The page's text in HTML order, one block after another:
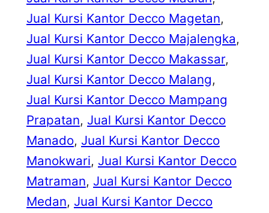
Jual Kursi Kantor Decco Magetan
Jual Kursi Kantor Decco Majalengka
Jual Kursi Kantor Decco Makassar
Jual Kursi Kantor Decco Malang
Jual Kursi Kantor Decco Mampang
Prapatan, Jual Kursi Kantor Decco
Manado, Jual Kursi Kantor Decco
Manokwari, Jual Kursi Kantor Decco
Matraman, Jual Kursi Kantor Decco
Medan, Jual Kursi Kantor Decco